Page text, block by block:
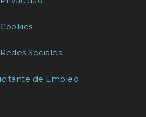
Sociales
de Empleo